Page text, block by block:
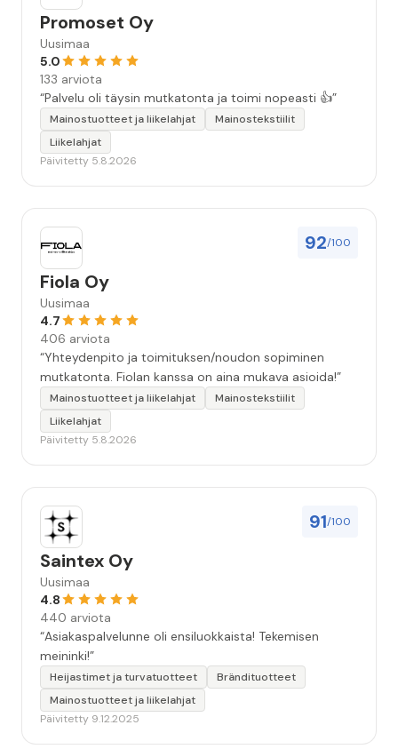
Promoset Oy
Uusimaa
5.0
133 arviota
“Palvelu oli täysin mutkatonta ja toimi nopeasti 👍”
Mainostuotteet ja liikelahjat
Mainostekstiilit
Liikelahjat
Päivitetty 5.8.2026
92/100
Fiola Oy
Uusimaa
4.7
406 arviota
“Yhteydenpito ja toimituksen/noudon sopiminen
mutkatonta. Fiolan kanssa on aina mukava asioida!”
Mainostuotteet ja liikelahjat
Mainostekstiilit
Liikelahjat
Päivitetty 5.8.2026
91/100
Saintex Oy
Uusimaa
4.8
440 arviota
“Asiakaspalvelunne oli ensiluokkaista! Tekemisen
meininki!”
Heijastimet ja turvatuotteet
Brändituotteet
Mainostuotteet ja liikelahjat
Päivitetty 9.12.2025